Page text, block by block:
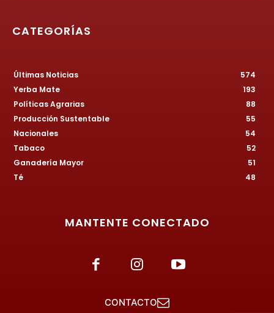
CATEGORÍAS
Últimas Noticias
574
Yerba Mate
193
Políticas Agrarias
88
Producción Sustentable
55
Nacionales
54
Tabaco
52
Ganadería Mayor
51
Té
48
MANTENTE CONECTADO
CONTACTO